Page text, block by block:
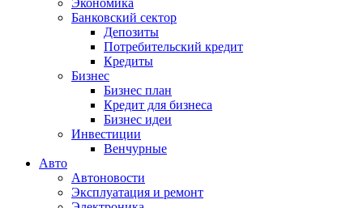
Экономика
Банковский сектор
Депозиты
Потребительский кредит
Кредиты
Бизнес
Бизнес план
Кредит для бизнеса
Бизнес идеи
Инвестиции
Венчурные
Авто
Автоновости
Эксплуатация и ремонт